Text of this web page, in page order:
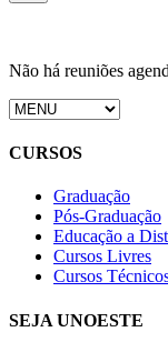
Não há reuniões
CURSOS
Graduação
Pós-Graduação
Educação a
Cursos Livres
Cursos
SEJA UNOESTE